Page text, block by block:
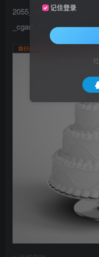
2055_16 奶油生日蛋糕
_cgart_橙光艺术网
记住登录